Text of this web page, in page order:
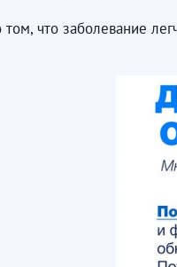
что заболевание